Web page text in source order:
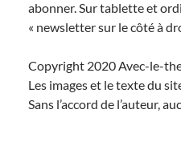
abonner. Sur tablette et
« newsletter sur le côté à
Copyright 2020 Avec-le-
Les images et le texte du
Sans l’accord de l’auteur,